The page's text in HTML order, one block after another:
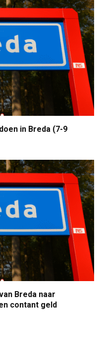
in Breda (7-9
Breda naar
contant geld